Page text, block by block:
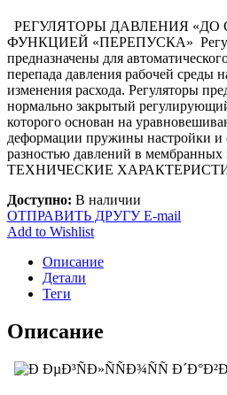
РЕГУЛЯТОРЫ ДАВЛЕНИЯ «ДО
ФУНКЦИЕЙ «ПЕРЕПУСКА»
предназначены для
перепада давления рабочей среды
изменения расхода. Регуляторы
нормально закрытый
которого основан на
деформации пружины настройки и
разностью давлений в
ТЕХНИЧЕСКИЕ
Доступно: В наличии
ОТПРАВИТЬ ДРУГУ E-mail
Add to Wishlist
Описание
Детали
Теги
Описание